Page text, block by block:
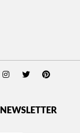
NEWSLETTER